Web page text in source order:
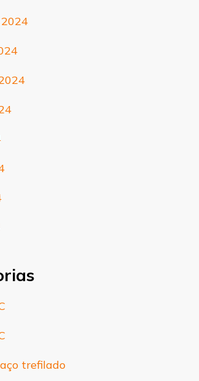
trefilado